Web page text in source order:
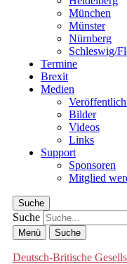
München
Münster
Nürnberg
Schleswig/
Termine
Brexit
Medien
Bilder
Videos
Links
Support
Sponsoren
Mitglied
Suche
Suche
Menü Suche
Deutsch-Britische